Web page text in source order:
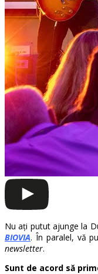
Nu ați putut ajunge la
BIOVIA. În paralel, vă
newsletter.
Sunt de acord să